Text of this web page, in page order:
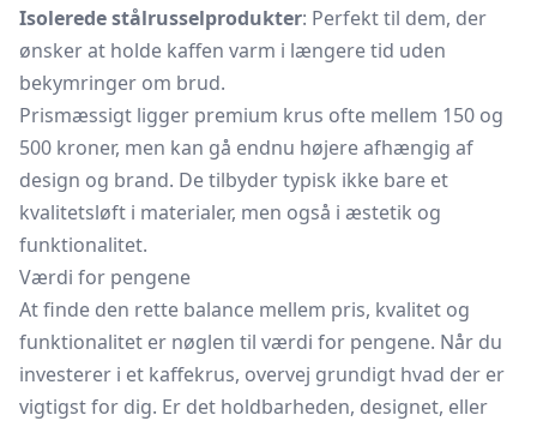
Isolerede stålrusselprodukter: Perfekt til dem, der
ønsker at holde kaffen varm i længere tid uden
bekymringer om brud.
Prismæssigt ligger premium krus ofte mellem 150 og
500 kroner, men kan gå endnu højere afhængig af
design og brand. De tilbyder typisk ikke bare et
kvalitetsløft i materialer, men også i æstetik og
funktionalitet.
Værdi for pengene
At finde den rette balance mellem pris, kvalitet og
funktionalitet er nøglen til værdi for pengene. Når du
investerer i et kaffekrus, overvej grundigt hvad der er
vigtigst for dig. Er det holdbarheden, designet, eller